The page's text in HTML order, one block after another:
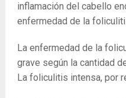
inflamación del cabello
enfermedad de la
La enfermedad de la
grave según la cantidad
La foliculitis intensa, por